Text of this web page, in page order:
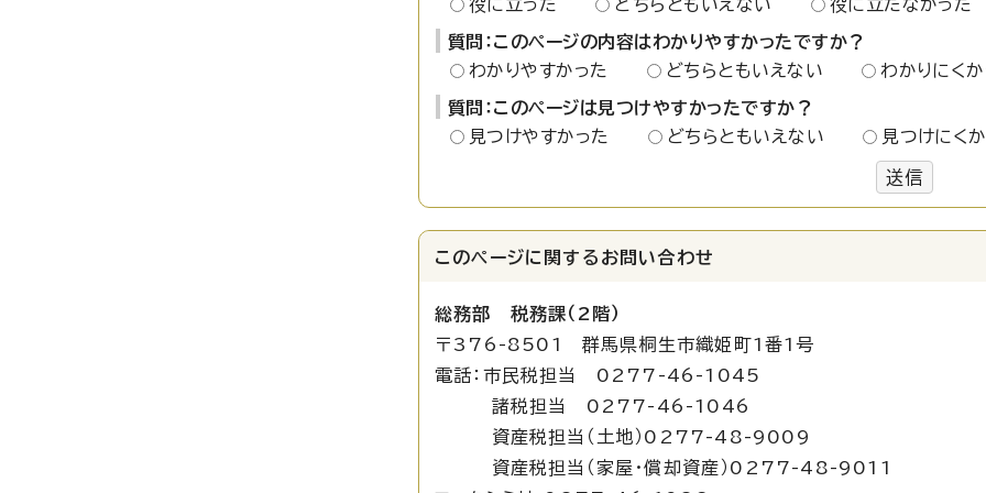
役に立った
どちらともいえない 役に立たなかった
質問：このページの内容はわかりやすかったですか？
わかりやすかった
どちらともいえない わかりにくか
質問：このページは見つけやすかったですか？
見つけやすかった
どちらともいえない 見つけにく
送信
このページに関する お問い合わせ
総務部 税務課（2階）
〒376-8501 群馬県桐生市織姫町1番1号
電話：市民税担当 0277-46-1045
諸税担当 0277-46-1046
資産税担当（土地）0277-48-9009
資産税担当（家屋・償却資産）0277-48-9011